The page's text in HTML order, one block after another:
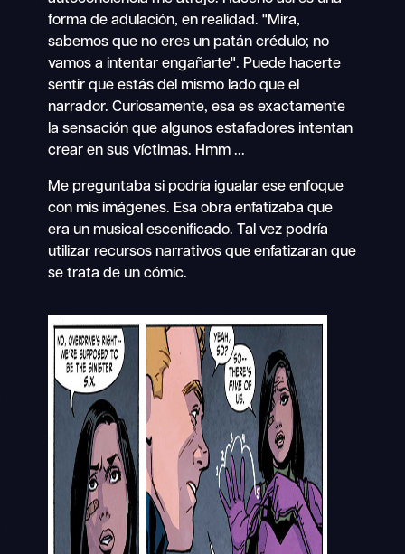
forma de adulación, en realidad. "Mira,
sabemos que no eres un patán crédulo; no
vamos a intentar engañarte". Puede hacerte
sentir que estás del mismo lado que el
narrador. Curiosamente, esa es exactamente
la sensación que algunos estafadores intentan
crear en sus víctimas. Hmm ...
Me preguntaba si podría igualar ese enfoque
con mis imágenes. Esa obra enfatizaba que
era un musical escenificado. Tal vez podría
utilizar recursos narrativos que enfatizaran que
se trata de un cómic.